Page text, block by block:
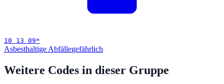
10 13 09*
Asbesthaltige Abfällegefährlich
Weitere Codes in dieser Gruppe